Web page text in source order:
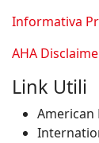
Informativa
AHA
Link Utili
American